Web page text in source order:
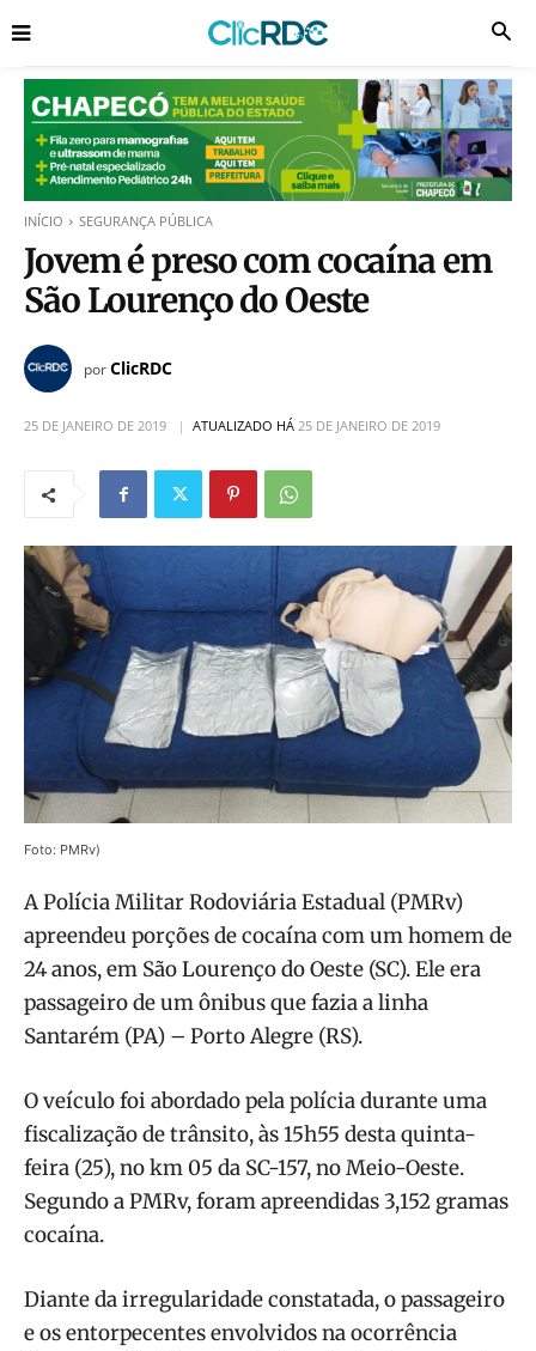
INÍCIO SEGURANÇA PÚBLICA
Jovem é preso com cocaína em
São Lourenço do Oeste
porClicRDC
25 DE JANEIRO DE 2019 ATUALIZADO HÁ 25 DE JANEIRO DE 2019
Foto: PMRv)
A Polícia Militar Rodoviária Estadual (PMRv)
apreendeu porções de cocaína com um homem de
24 anos, em São Lourenço do Oeste (SC). Ele era
passageiro de um ônibus que fazia a linha
Santarém (PA) – Porto Alegre (RS).
O veículo foi abordado pela polícia durante uma
fiscalização de trânsito, às 15h55 desta quinta-
feira (25), no km 05 da SC-157, no Meio-Oeste.
Segundo a PMRv, foram apreendidas 3,152 gramas
cocaína.
Diante da irregularidade constatada, o passageiro
e os entorpecentes envolvidos na ocorrência